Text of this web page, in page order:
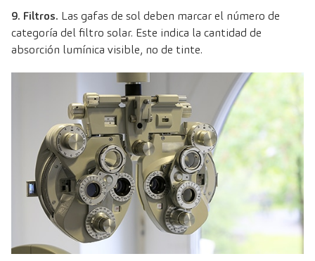
9. Filtros. Las gafas de sol deben marcar el número de
categoría del filtro solar. Este indica la cantidad de
absorción lumínica visible, no de tinte.